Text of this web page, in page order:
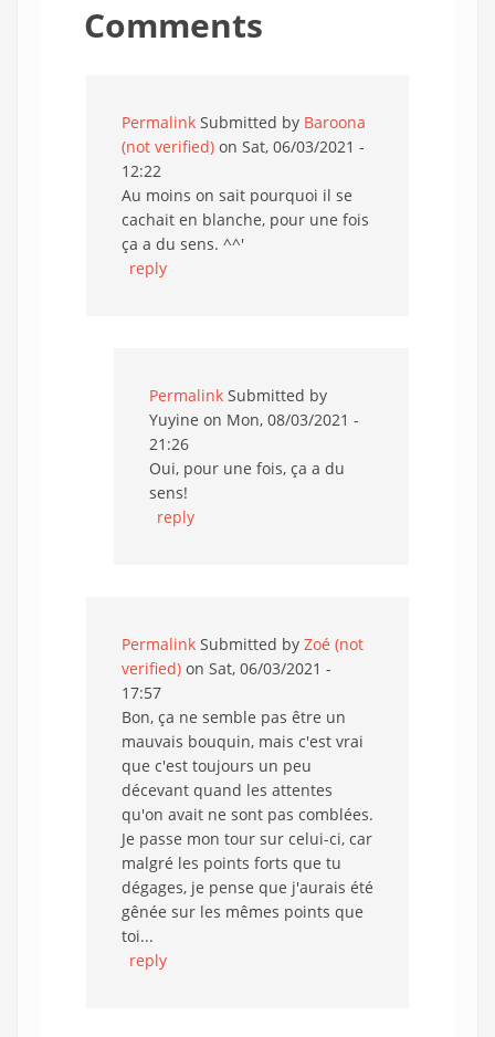
Comments
Permalink Submitted by Baroona
(not verified) on Sat, 06/03/2021 -
12:22
Au moins on sait pourquoi il se
cachait en blanche, pour une fois
ça a du sens. ^^'
reply
Permalink Submitted by
Yuyine on Mon, 08/03/2021 -
21:26
Oui, pour une fois, ça a du
sens!
reply
Permalink Submitted by Zoé (not
verified) on Sat, 06/03/2021 -
17:57
Bon, ça ne semble pas être un
mauvais bouquin, mais c'est vrai
que c'est toujours un peu
décevant quand les attentes
qu'on avait ne sont pas comblées.
Je passe mon tour sur celui-ci, car
malgré les points forts que tu
dégages, je pense que j'aurais été
gênée sur les mêmes points que
toi...
reply